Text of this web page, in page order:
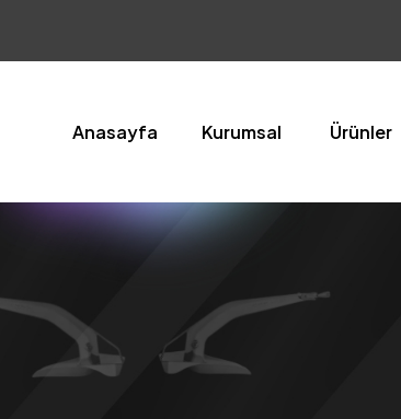
Anasayfa Kurumsal Ürünler